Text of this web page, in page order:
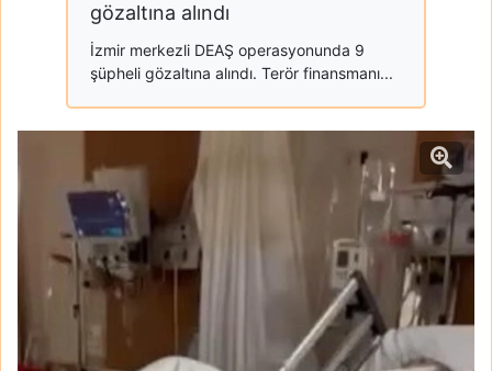
gözaltına alındı
İzmir merkezli DEAŞ operasyonunda 9
şüpheli gözaltına alındı. Terör finansmanı...